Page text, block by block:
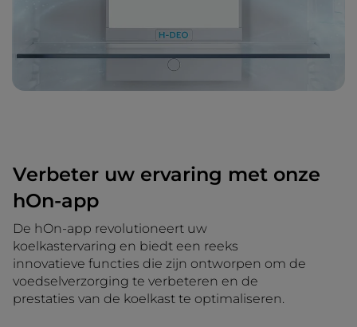
Verbeter uw ervaring met onze
hOn-app
De hOn-app revolutioneert uw
koelkastervaring en biedt een reeks
innovatieve functies die zijn ontworpen om de
voedselverzorging te verbeteren en de
prestaties van de koelkast te optimaliseren.